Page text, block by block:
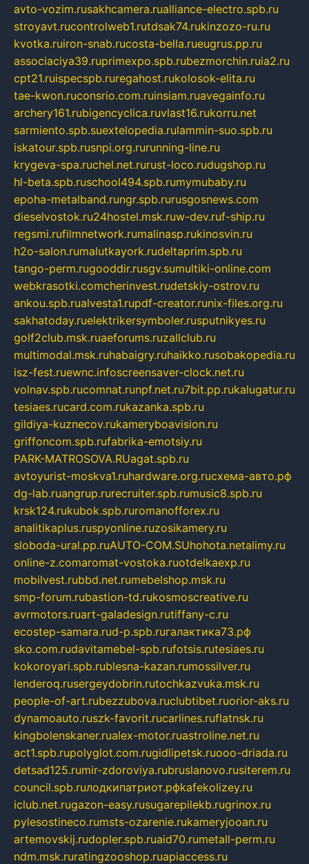
avto-vozim.rusakhcamera.rualliance-electro.spb.ru
stroyavt.rucontrolweb1.rutdsak74.rukinzozo-ru.ru
kvotka.ruiron-snab.rucosta-bella.rueugrus.pp.ru
associaciya39.ruprimexpo.spb.rubezmorchin.ruia2.ru
cpt21.ruispecspb.ruregahost.rukolosok-elita.ru
tae-kwon.ruconsrio.com.ruinsiam.ruavegainfo.ru
archery161.rubigencyclica.ruvlast16.rukorru.net
sarmiento.spb.suextelopedia.rulammin-suo.spb.ru
iskatour.spb.rusnpi.org.rurunning-line.ru
krygeva-spa.ruchel.net.rurust-loco.rudugshop.ru
hl-beta.spb.ruschool494.spb.rumymubaby.ru
epoha-metalband.rungr.spb.rurusgosnews.com
dieselvostok.ru24hostel.msk.ruw-dev.ruf-ship.ru
regsmi.rufilmnetwork.rumalinasp.rukinosvin.ru
h2o-salon.rumalutkayork.rudeltaprim.spb.ru
tango-perm.rugooddir.rusgv.sumultiki-online.com
webkrasotki.comcherinvest.rudetskiy-ostrov.ru
ankou.spb.rualvesta1.rupdf-creator.runix-files.org.ru
sakhatoday.ruelektrikersymboler.rusputnikyes.ru
golf2club.msk.ruaeforums.ruzallclub.ru
multimodal.msk.ruhabaigry.ruhaikko.rusobakopedia.ru
isz-fest.ruewnc.infoscreensaver-clock.net.ru
volnav.spb.rucomnat.runpf.net.ru7bit.pp.rukalugatur.ru
tesiaes.rucard.com.rukazanka.spb.ru
gildiya-kuznecov.rukameryboavision.ru
griffoncom.spb.rufabrika-emotsiy.ru
PARK-MATROSOVA.RUagat.spb.ru
avtoyurist-moskva1.ruhardware.org.ruсхема-авто.рф
dg-lab.ruangrup.rurecruiter.spb.rumusic8.spb.ru
krsk124.rukubok.spb.ruromanofforex.ru
analitikaplus.ruspyonline.ruzosikamery.ru
sloboda-ural.pp.ruAUTO-COM.SUhohota.netalimy.ru
online-z.comaromat-vostoka.ruotdelkaexp.ru
mobilvest.rubbd.net.rumebelshop.msk.ru
smp-forum.rubastion-td.rukosmoscreative.ru
avrmotors.ruart-galadesign.rutiffany-c.ru
ecostep-samara.rud-p.spb.ruгалактика73.рф
sko.com.rudavitamebel-spb.rufotsis.rutesiaes.ru
kokoroyari.spb.rublesna-kazan.rumossilver.ru
lenderoq.rusergeydobrin.rutochkazvuka.msk.ru
people-of-art.rubezzubova.ruclubtibet.ruorior-aks.ru
dynamoauto.ruszk-favorit.rucarlines.ruflatnsk.ru
kingbolenskaner.rualex-motor.ruastroline.net.ru
act1.spb.rupolyglot.com.rugidlipetsk.ruooo-driada.ru
detsad125.rumir-zdoroviya.rubruslanovo.rusiterem.ru
council.spb.ruлодкипатриот.рфkafekolizey.ru
iclub.net.rugazon-easy.rusugarepilekb.rugrinox.ru
pylesostineco.rumsts-ozarenie.rukameryjooan.ru
artemovskij.rudopler.spb.ruaid70.rumetall-perm.ru
ndm.msk.ruratingzooshop.ruapiaccess.ru